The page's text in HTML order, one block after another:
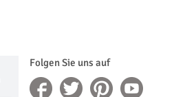
Folgen Sie uns auf